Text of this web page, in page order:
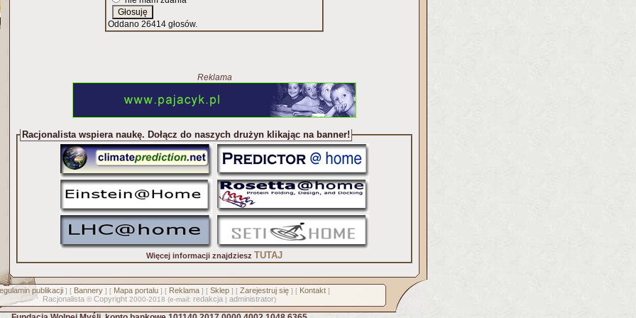
Oddano 26414 głosów.
Reklama
Racjonalista wspiera naukę. Dołącz do naszych drużyn klikając na banner!
Więcej informacji znajdziesz TUTAJ
publikacji] [ Bannery] [ Mapa portalu] [ Reklama] [ Sklep] [ Zarejestruj się] [ Kontakt]
Racjonalista © Copyright 2000-2018 (e-mail: redakcja | administrator)